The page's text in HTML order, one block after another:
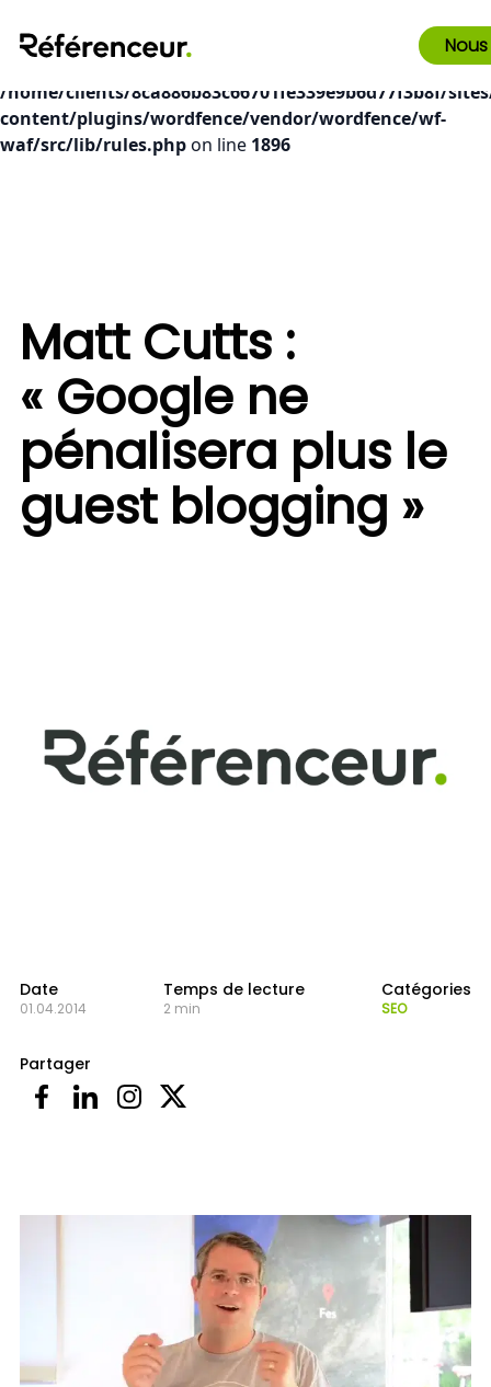
Deprecated: preg_replace(): Passing null to parameter #3
($subject) of type array|string is deprecated in
/home/clients/8ca886b83c66701fe339e9b6d77f3b8f/
content/plugins/wordfence/vendor/wordfence/wf-
waf/src/lib/rules.phpon line 1896
Matt Cutts :
« Google ne
pénalisera plus le
guest blogging »
Date
01.04.2014
Temps de lecture
2 min
Catégories
SEO
Partager